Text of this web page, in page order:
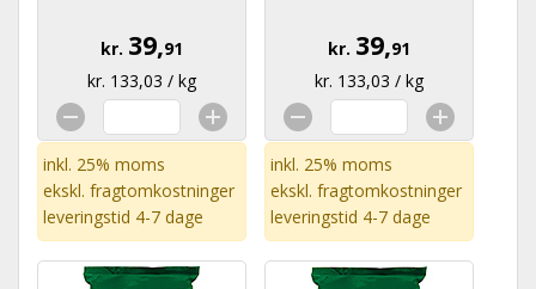
kr. 39,91
kr. 133,03 / kg
inkl. 25% moms
ekskl. fragtomkostninger
leveringstid 4-7 dage
kr. 39,91
kr. 133,03 / kg
inkl. 25% moms
ekskl. fragtomkostninger
leveringstid 4-7 dage